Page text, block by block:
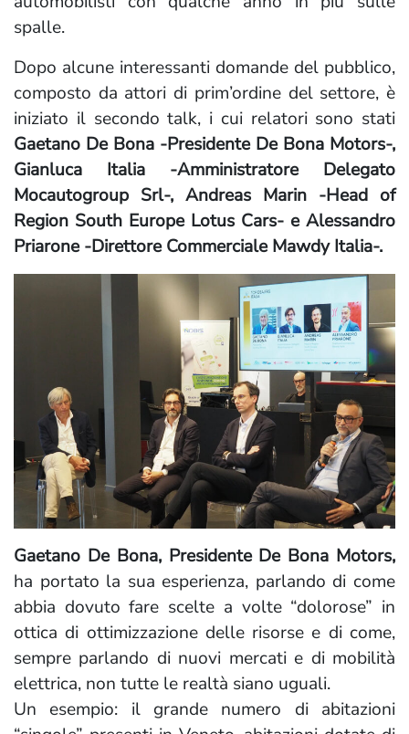
spalle.
Dopo alcune interessanti domande del pubblico,
composto da attori di prim’ordine del settore, è
iniziato il secondo talk, i cui relatori sono stati
Gaetano De Bona -Presidente De Bona Motors-,
Gianluca Italia -Amministratore Delegato
Mocautogroup Srl-, Andreas Marin -Head of
Region South Europe Lotus Cars- e Alessandro
Priarone -Direttore Commerciale Mawdy Italia-.
Gaetano De Bona, Presidente De Bona Motors,
ha portato la sua esperienza, parlando di come
abbia dovuto fare scelte a volte “dolorose” in
ottica di ottimizzazione delle risorse e di come,
sempre parlando di nuovi mercati e di mobilità
elettrica, non tutte le realtà siano uguali.
Un esempio: il grande numero di abitazioni